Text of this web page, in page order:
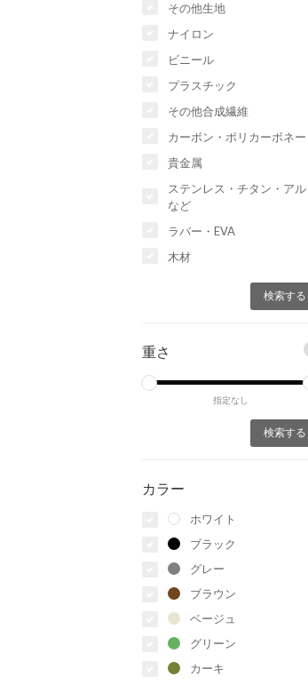
その他生地
ナイロン
ビニール
プラスチック
その他合成繊維
カーボン・ポリカーボネー
貴金属
ステンレス・チタン・アル
など
ラバー・EVA
木材
重さ
指定なし
カラー
ホワイト
ブラック
グレー
ブラウン
ベージュ
グリーン
カーキ